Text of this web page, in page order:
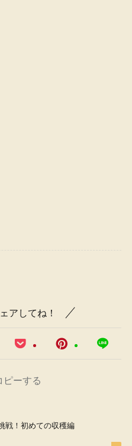
アしてね！
ピーする
戦！初めての収穫編